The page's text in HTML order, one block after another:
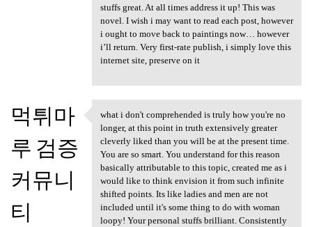
stuffs great. At all times address it up! This was
novel. I wish i may want to read each post, however
i ought to move back to paintings now… however
i’ll return. Very first-rate publish, i simply love this
internet site, preserve on it
먹튀마
루 검증
커뮤니
티
what i don't comprehended is
what i don't comprehended is truly how you're no
longer, at this point in truth extensively greater
cleverly liked than you will be at the present time.
You are so smart. You understand for this reason
basically attributable to this topic, created me as i
would like to think envision it from such infinite
shifted points. Its like ladies and men are not
included until it's some thing to do with woman
loopy! Your personal stuffs brilliant. Consistently